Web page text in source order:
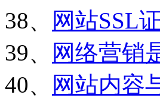
38、
网站SSL
39、
网络营销
40、
网站内容